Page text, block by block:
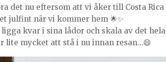
det nu eftersom att vi åker till Costa Rica
julfint när vi kommer hem 🌟✨
kvar i sina lådor och skala av det hela
lite mycket att stå i nu innan resan…😄